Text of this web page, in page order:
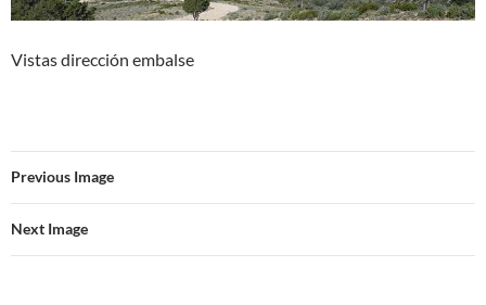
Vistas dirección embalse
Previous Image
Next Image